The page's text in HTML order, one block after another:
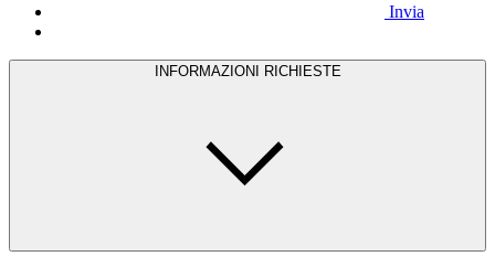
Invia
INFORMAZIONI RICHIESTE